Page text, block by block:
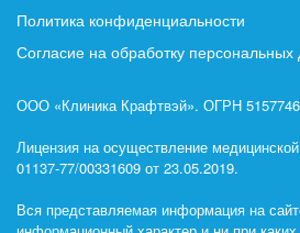
Политика конфиденциальности
Согласие на обработку
ООО «Клиника Крафтвэй». ОГРН
Лицензия на осуществление
01137-77/00331609 от 23.05.2019.
Вся представляемая информация на